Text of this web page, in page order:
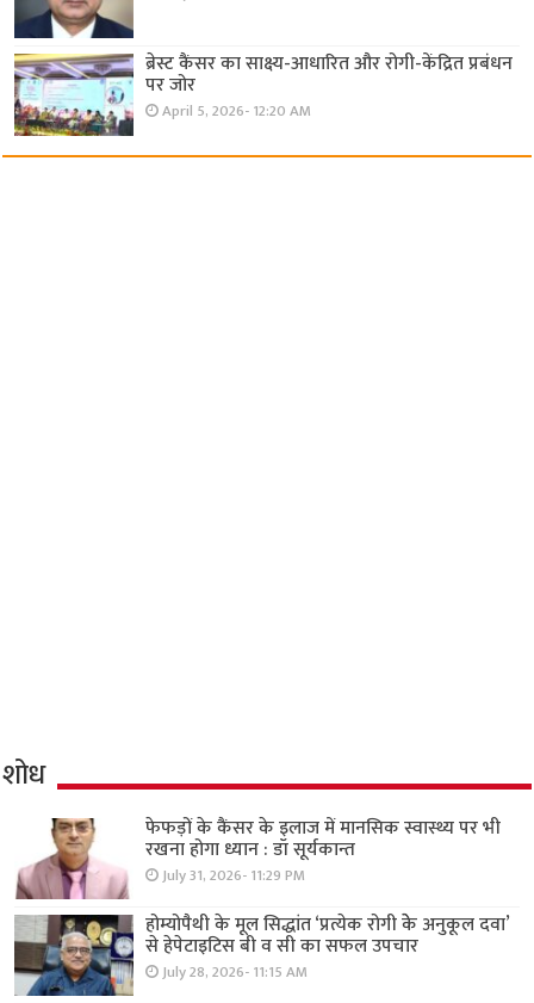
ब्रेस्ट कैंसर का साक्ष्य-आधारित और रोगी-केंद्रित प्रबंधन
पर जोर
April 5, 2026- 12:20 AM
शोध
फेफड़ों के कैंसर के इलाज में मानसिक स्वास्थ्य पर भी
रखना होगा ध्यान : डॉ सूर्यकान्त
July 31, 2026- 11:29 PM
होम्योपैथी के मूल सिद्धांत ‘प्रत्येक रोगी केे अनुकूल दवा’
से हेपेटाइटिस बी व सी का सफल उपचार
July 28, 2026- 11:15 AM